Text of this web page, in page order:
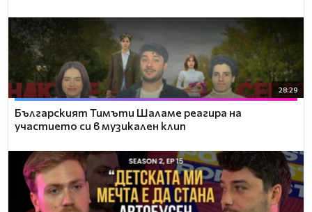
28:29
Българският Тимъти Шаламе реагира на
участието си в музикален клип